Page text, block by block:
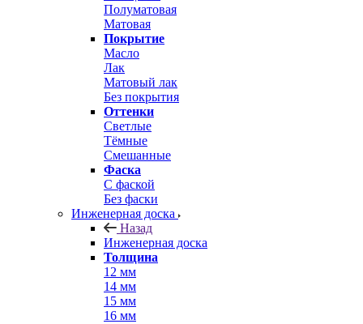
Полуматовая
Матовая
Покрытие
Масло
Лак
Матовый лак
Без покрытия
Оттенки
Светлые
Тёмные
Смешанные
Фаска
С фаской
Без фаски
Инженерная доска
Назад
Инженерная доска
Толщина
12 мм
14 мм
15 мм
16 мм